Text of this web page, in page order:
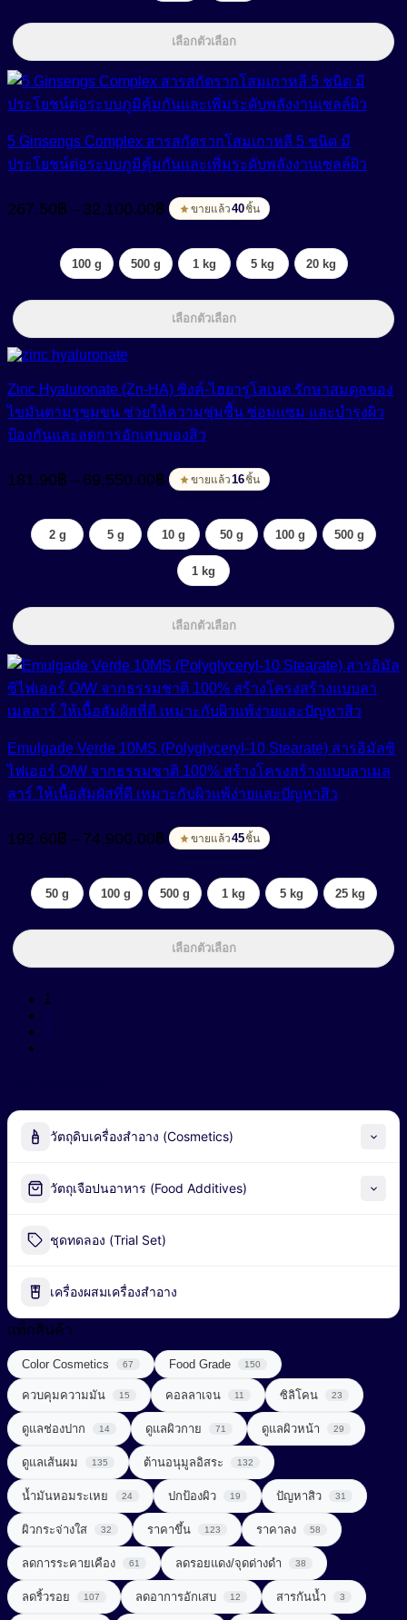
เลือกตัวเลือก
5 Ginsengs Complex สารสกัดรากโสมเกาหลี 5 ชนิด มี
ประโยชน์ต่อระบบภูมิคุ้มกันและเพิ่มระดับพลังงานเซลล์ผิว
267.50฿ – 32,100.00฿ range:
through
32,100.00฿
ขายแล้ว40ชิ้น
100 g 500 g 1 kg 5 kg 20 kg
เลือกตัวเลือก
Zinc Hyaluronate (Zn-HA) ซิงค์-ไฮยารูโลเนต รักษาสมดุลของ
ไขมันตามรูขุมขน ช่วยให้ความชุ่มชื้น ซ่อมแซม และบำรุงผิว
ป้องกันและลดการอักเสบของสิว
181.90฿ – 69,550.00฿ range:
through
69,550.00฿
ขายแล้ว16ชิ้น
2 g 5 g 10 g 50 g 100 g 500 g
1 kg
เลือกตัวเลือก
Emulgade Verde 10MS (Polyglyceryl-10 Stearate) สารอิมัลซิ
ไฟเออร์ O/W จากธรรมชาติ 100% สร้างโครงสร้างแบบลาเมล
ลาร์ ให้เนื้อสัมผัสที่ดี เหมาะกับผิวแพ้ง่ายและปัญหาสิว
192.60฿ – 74,900.00฿ range:
through
74,900.00฿
ขายแล้ว45ชิ้น
50 g 100 g 500 g 1 kg 5 kg 25 kg
เลือกตัวเลือก
1
วัตถุดิบเครื่องสำอาง (Cosmetics)
Alpha-Arbutin
น้ำมันหอมระเหย (Essential Oil)
พอลิเมอร์ (Polymer)
สารก่อเจล (Gelling Agent)
สารกันเสีย (Preservative)
สารกันแดด (Sunscreen)
Chemical Sunscreen
Physical Sunscreen
Sunscreening Agents
UV Light Stabilizer
สารกำจัดขน (Depilatory Agent)
สารขัดถู (Abrasive Agent)
สารฆ่าเชื้อ (Disinfectant)
สารจัดแต่งทรงผม (Styling Agent)
วัตถุเจือปนอาหาร (Food Additives)
Industrial Fermentation Nutrient
ลดการอักเสบ (Anti Inflammatory)
วิตามินซีจากธรรมชาติ (Natural Vitamin C)
วิตามินและแร่ธาตุ (Vitamins & Minerals)
สารควบคุมความเป็นกรด-ด่าง (Buffering Agent)
สารต้านอนุมูลอิสระ (Anti-oxidant)
สารทำให้เกิดเจล (Gelling Agent)
สารที่ช่วยในการลดน้ำหนัก (Weight Loss Aid)
ชุดทดลอง (Trial Set)
เครื่องผสมเครื่องสำอาง
แท็กสินค้า
Color Cosmetics 67 Food Grade 150
ควบคุมความมัน 15 คอลลาเจน 11 ซิลิโคน 23
ดูแลช่องปาก 14 ดูแลผิวกาย 71 ดูแลผิวหน้า 29
ดูแลเส้นผม 135 ต้านอนุมูลอิสระ 132
น้ำมันหอมระเหย 24 ปกป้องผิว 19 ปัญหาสิว 31
ผิวกระจ่างใส 32 ราคาขึ้น 123 ราคาลง 58
ลดการระคายเคือง 61 ลดรอยแดง/จุดด่างดำ 38
ลดริ้วรอย 107 ลดอาการอักเสบ 12 สารกันน้ำ 3